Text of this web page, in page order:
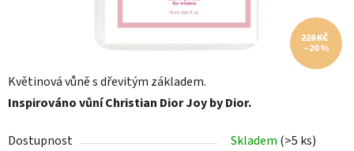
Květinová vůně s dřevitým základem.
Inspirováno vůní Christian Dior Joy by Dior.
Dostupnost Skladem (>5 ks)
228 KČ
–20 %